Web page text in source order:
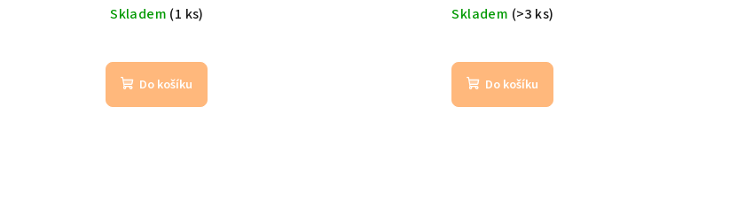
Skladem (1 ks)
Do košíku
Skladem (>3 ks)
Do košíku